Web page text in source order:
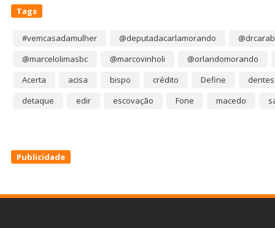
Tags
#vemcasadamulher @deputadacarlamorando
@marcelolimasbc
@marcovinholi
@orlandomorando
Acerta
acisa bispo crédito Define
dentes
detaque
edir escovação Fone macedo
Publicidade